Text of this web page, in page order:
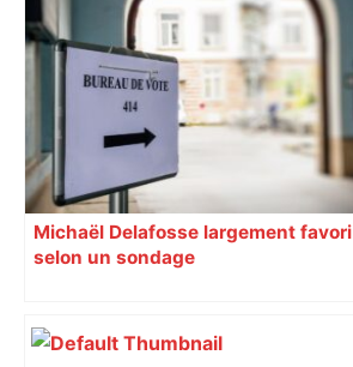
Michaël Delafosse largement favori
selon un sondage